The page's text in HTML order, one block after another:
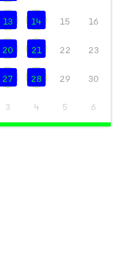
13 14 15 16
20 21 22 23
27 28 29 30
3 4 5 6